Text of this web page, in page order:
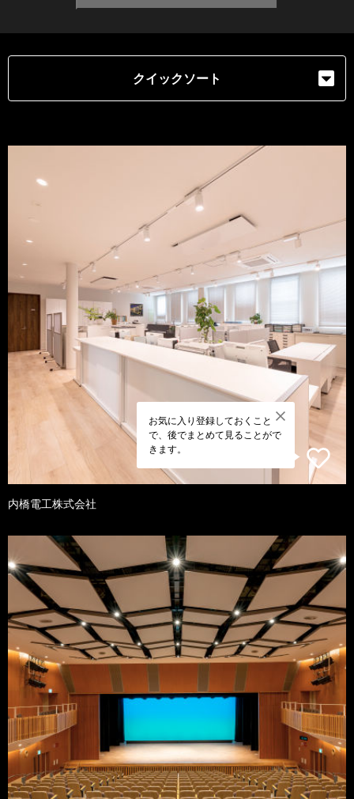
クイックソート
お気に入り登録しておくこと
で、後でまとめて見ることがで
きます。
内橋電工株式会社